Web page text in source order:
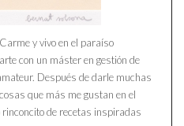
y vivo en el paraíso
con un máster en gestión de
Después de darle muchas
que más me gustan en el
de recetas inspiradas